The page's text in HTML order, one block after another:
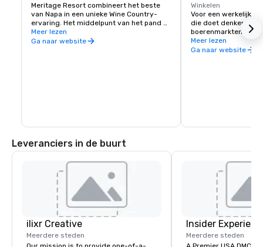
Meritage Resort combineert het beste
van Napa in een unieke Wine Country-
ervaring. Het middelpunt van het pand
zijn negen proeflokalen met de beste
boetiekwijnhuizen in Napa Valley. Met een
Meer lezen
Ga naar website
Winkelen
Voor een werkelijk
die doet denken aan
boerenmarkten in
Fivetown Grocery
om de perfecte
Meer lezen
Ga naar website
Leveranciers in de buurt
ilixr Creative
Meerdere steden
Insider
Meerdere steden